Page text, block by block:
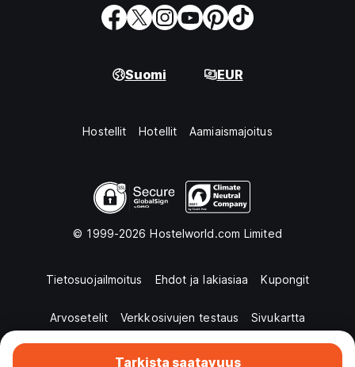
Tarkista saatavuus
Suomi EUR
Hostellit Hotellit Aamiaismajoitus
© 1999-2026 Hostelworld.com Limited
Tietosuojailmoitus Ehdot ja lakiasiaa Kupongit
Arvosetelit Verkkosivujen testaus Sivukartta